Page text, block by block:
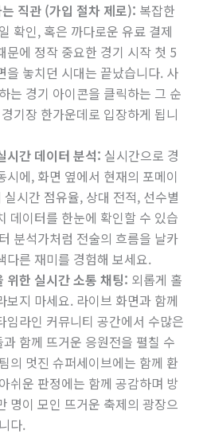
직관 (가입 절차 제로): 복잡한
확인, 혹은 까다로운 유료 결제
문에 정작 중요한 경기 시작 첫 5
을 놓치던 시대는 끝났습니다. 사
는 경기 아이콘을 클릭하는 그 순
기장 한가운데로 입장하게 됩니
시간 데이터 분석: 실시간으로 경
시에, 화면 옆에서 현재의 포메이
시간 점유율, 상대 전적, 선수별
데이터를 한눈에 확인할 수 있습
분석가처럼 전술의 흐름을 날카
다른 재미를 경험해 보세요.
위한 실시간 소통 채팅: 외롭게 홀
보지 마세요. 라이브 화면과 함께
임라인 커뮤니티 공간에서 수많은
함께 뜨거운 응원전을 펼칠 수
의 멋진 슈퍼세이브에는 함께 환
쉬운 판정에는 함께 공감하며 방
명이 모인 뜨거운 축제의 광장으
다.